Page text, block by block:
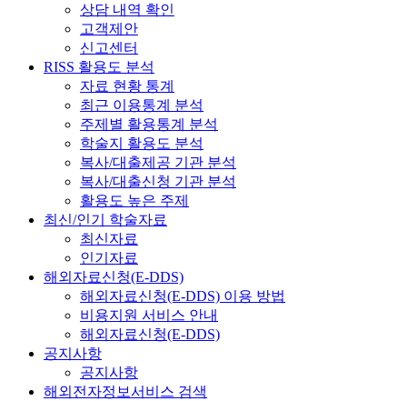
상담 내역 확인
고객제안
신고센터
RISS 활용도 분석
자료 현황 통계
최근 이용통계 분석
주제별 활용통계 분석
학술지 활용도 분석
복사/대출제공 기관 분석
복사/대출신청 기관 분석
활용도 높은 주제
최신/인기 학술자료
최신자료
인기자료
해외자료신청(E-DDS)
해외자료신청(E-DDS) 이용 방법
비용지원 서비스 안내
해외자료신청(E-DDS)
공지사항
공지사항
해외전자정보서비스 검색